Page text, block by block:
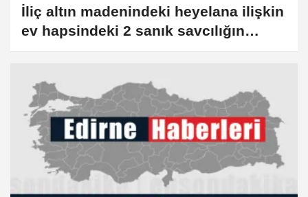
İliç altın madenindeki heyelana ilişkin
ev hapsindeki 2 sanık savcılığın
itirazı üzerine yeniden tutuklandı